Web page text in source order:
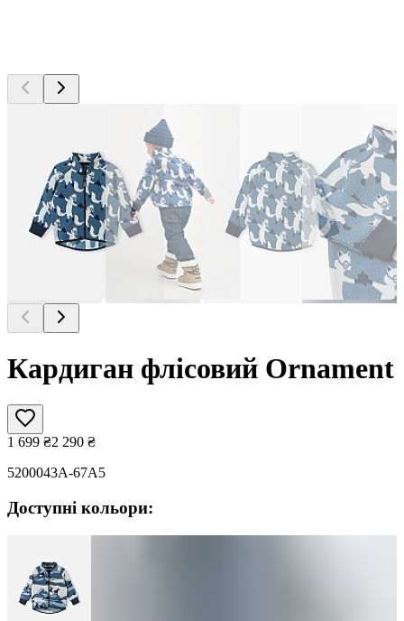
Кардиган флісовий Ornament
1 699 ₴2 290 ₴
5200043A-67A5
Доступні кольори: